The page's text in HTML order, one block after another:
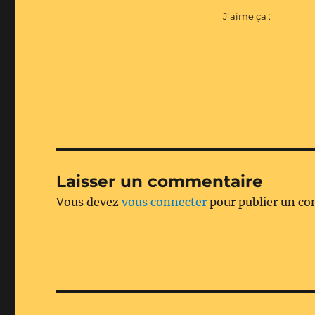
J’aime ça :
Laisser un commentaire
Vous devezvous connecter pour publier un